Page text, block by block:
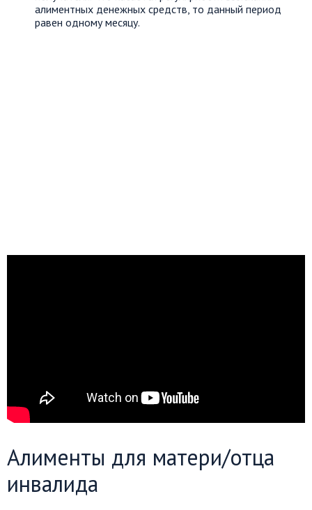
алиментных денежных средств, то данный период
равен одному месяцу.
Алименты для матери/отца
инвалида